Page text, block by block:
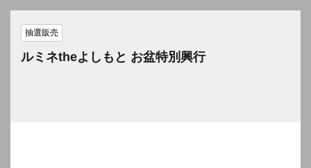
抽選販売
ルミネtheよしもと お盆特別興行